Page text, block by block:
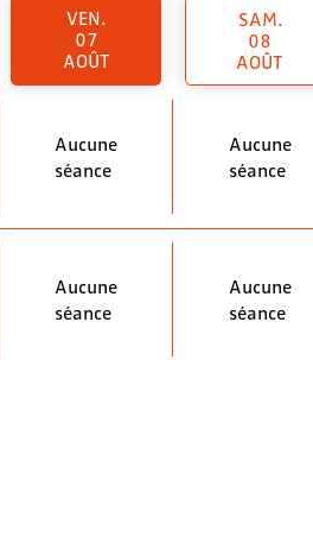
VEN.
07
AOÛT
Aucune
séance
Aucune
séance
SAM.
08
AOÛT
Aucune
séance
Aucune
séance